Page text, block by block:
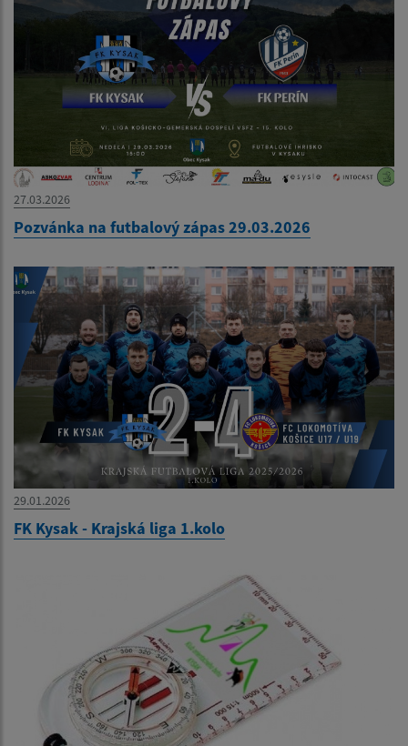
27.03.2026
Pozvánka na futbalový zápas 29.03.2026
29.01.2026
FK Kysak - Krajská liga 1.kolo